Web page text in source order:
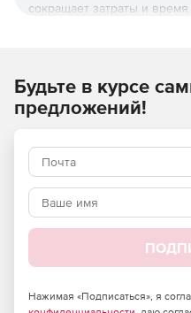
сокращает затраты и
Надземные.
Вакуумные.
В рубашке.
Пластиковые.
Будьте в курсе
предложений!
Нажимая «Подписаться», я